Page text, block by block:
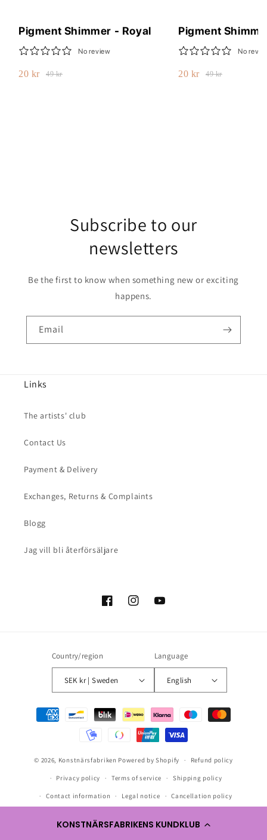
KONSTNÄRSFABRIKENS KUNDKLUB
Pigment Shimmer - Royal
No review
20 kr 49 kr
Pigment
No
20 kr 49 kr
Subscribe to our
newsletters
Be the first to know when something new or exciting
happens.
Email
Links
The artists' club
Contact Us
Payment & Delivery
Exchanges, Returns & Complaints
Blogg
Jag vill bli återförsäljare
FacebookInstagramYouTube
Country/region
SEK kr | Sweden
Language
English
Payment
methods
© 2026, Konstnärsfabriken Powered by Shopify Refund policy
Privacy policy Terms of service Shipping policy
Contact information Legal notice Cancellation policy